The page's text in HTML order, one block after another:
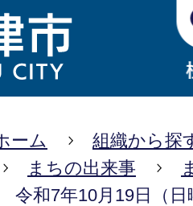
ーム
組織から探
まちの出来事
令和7年10月19日（